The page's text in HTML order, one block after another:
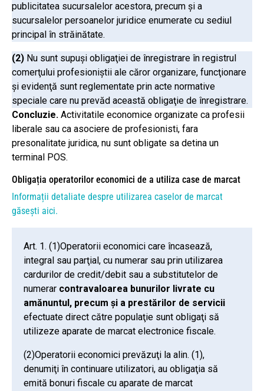
publicitatea sucursalelor acestora, precum şi a
sucursalelor persoanelor juridice enumerate cu sediul
principal în străinătate.
(2) Nu sunt supuşi obligaţiei de înregistrare în registrul
comerţului profesioniştii ale căror organizare, funcţionare
şi evidenţă sunt reglementate prin acte normative
speciale care nu prevăd această obligaţie de înregistrare.
Concluzie. Activitatile economice organizate ca profesii
liberale sau ca asociere de profesionisti, fara
presonalitate juridica, nu sunt obligate sa detina un
terminal POS.
Obligația operatorilor economici de a utiliza case de marcat
Informații detaliate despre utilizarea caselor de marcat
găsești aici.
Art. 1. (1)Operatorii economici care încasează,
integral sau parţial, cu numerar sau prin utilizarea
cardurilor de credit/debit sau a substitutelor de
numerar contravaloarea bunurilor livrate cu
amănuntul, precum şi a prestărilor de servicii
efectuate direct către populaţie sunt obligaţi să
utilizeze aparate de marcat electronice fiscale.
(2)Operatorii economici prevăzuţi la alin. (1),
denumiţi în continuare utilizatori, au obligaţia să
emită bonuri fiscale cu aparate de marcat